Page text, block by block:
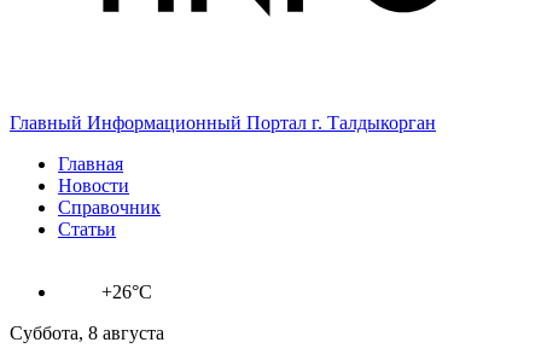
Главный Информационный Портал г. Талдыкорган
Главная
Новости
Справочник
Статьи
+26°C
Суббота, 8 августа